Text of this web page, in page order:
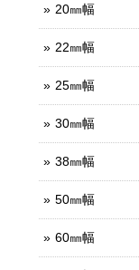
20㎜幅
22㎜幅
25㎜幅
30㎜幅
38㎜幅
50㎜幅
60㎜幅